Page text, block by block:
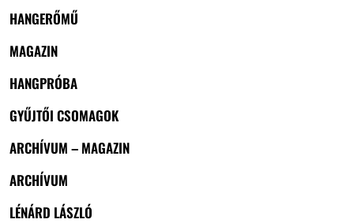
HANGERŐMŰ
MAGAZIN
HANGPRÓBA
GYŰJTŐI CSOMAGOK
ARCHÍVUM – MAGAZIN
ARCHÍVUM
LÉNÁRD LÁSZLÓ